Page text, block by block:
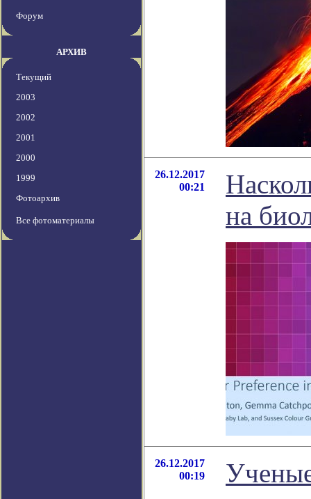
Форум
АРХИВ
Текущий
2003
2002
2001
2000
1999
Фотоархив
Все фотоматериалы
26.12.2017
00:21
на
26.12.2017
00:19